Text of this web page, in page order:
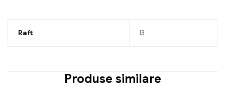
Raft I3
Produse similare